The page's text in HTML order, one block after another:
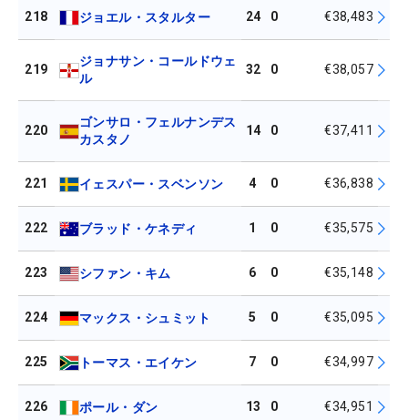
218 ジョエル・スタルター 24 0 €38,483
219
ジョナサン・コールドウェ
ル
32 0 €38,057
220
ゴンサロ・フェルナンデス
カスタノ
14 0 €37,411
221 イェスパー・スベンソン 4 0 €36,838
222 ブラッド・ケネディ 1 0 €35,575
223 シファン・キム 6 0 €35,148
224 マックス・シュミット 5 0 €35,095
225 トーマス・エイケン 7 0 €34,997
226 ポール・ダン 13 0 €34,951